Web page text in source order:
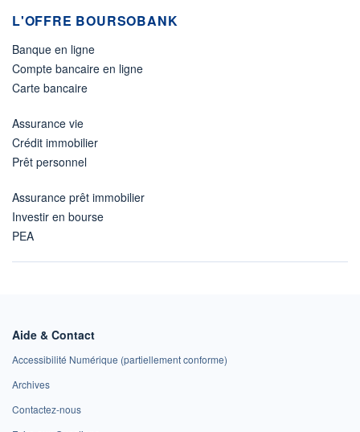
L'OFFRE BOURSOBANK
Banque en ligne
Compte bancaire en ligne
Carte bancaire
Assurance vie
Crédit immobilier
Prêt personnel
Assurance prêt immobilier
Investir en bourse
PEA
Aide & Contact
Accessibilité Numérique (partiellement conforme)
Archives
Contactez-nous